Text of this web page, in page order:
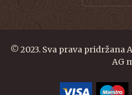
© 2023. Sva prava pridržana
AG